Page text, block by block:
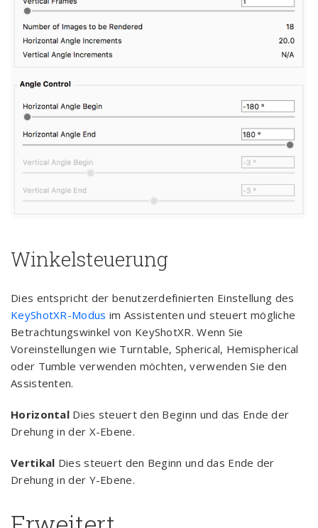
Winkelsteuerung
Dies entspricht der benutzerdefinierten Einstellung des
KeyShotXR-Modus im Assistenten und steuert mögliche
Betrachtungswinkel von KeyShotXR. Wenn Sie
Voreinstellungen wie Turntable, Spherical, Hemispherical
oder Tumble verwenden möchten, verwenden Sie den
Assistenten.
Horizontal Dies steuert den Beginn und das Ende der
Drehung in der X-Ebene.
Vertikal Dies steuert den Beginn und das Ende der
Drehung in der Y-Ebene.